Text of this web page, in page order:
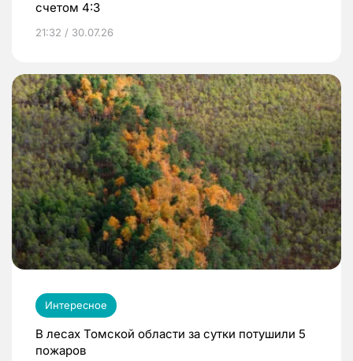
счетом 4:3
21:32 / 30.07.26
Интересное
В лесах Томской области за сутки потушили 5
пожаров